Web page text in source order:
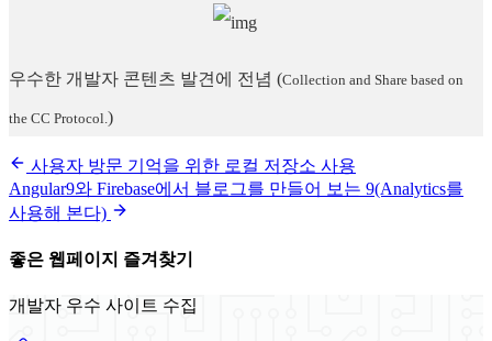
우수한 개발자 콘텐츠 발견에 전념 (Collection and Share based on
the CC Protocol. )
사용자 방문 기억을 위한 로컬 저장소 사용
Angular9와 Firebase에서 블로그를 만들어 보는 9(Analytics를
사용해 본다)
좋은 웹페이지 즐겨찾기
개발자 우수 사이트 수집